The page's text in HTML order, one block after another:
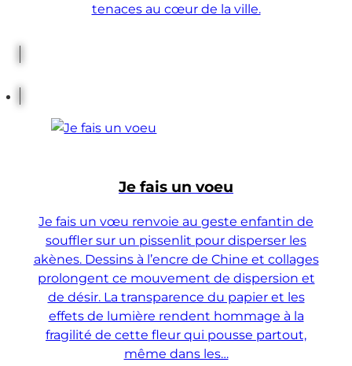
tenaces au cœur de la ville.
Je fais un voeu
Je fais un vœu renvoie au geste enfantin de
souffler sur un pissenlit pour disperser les
akènes. Dessins à l’encre de Chine et collages
prolongent ce mouvement de dispersion et
de désir. La transparence du papier et les
effets de lumière rendent hommage à la
fragilité de cette fleur qui pousse partout,
même dans les…